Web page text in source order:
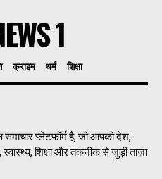
1
क्राइम धर्म शिक्षा
समाचार प्लेटफॉर्म है, जो आपको देश,
शिक्षा और तकनीक से जुड़ी ताज़ा